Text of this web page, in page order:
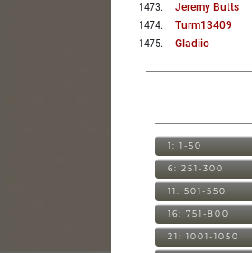
1473. Jeremy Butts
1474. Turm13409
1475. Gladiio
1: 1-50
6: 251-300
11: 501-550
16: 751-800
21: 1001-1050